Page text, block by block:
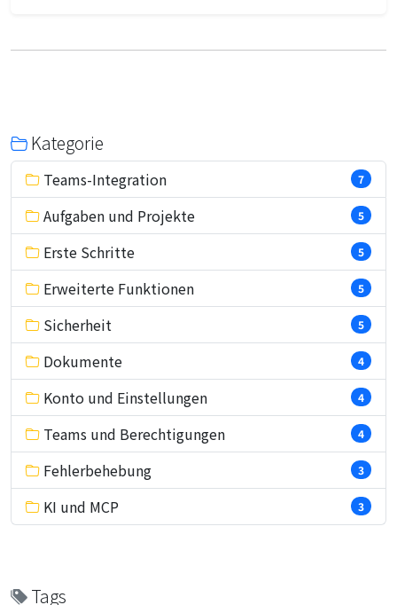
Kategorie
Teams-Integration 7
Aufgaben und Projekte 5
Erste Schritte 5
Erweiterte Funktionen 5
Sicherheit 5
Dokumente 4
Konto und Einstellungen 4
Teams und Berechtigungen 4
Fehlerbehebung 3
KI und MCP 3
Tags